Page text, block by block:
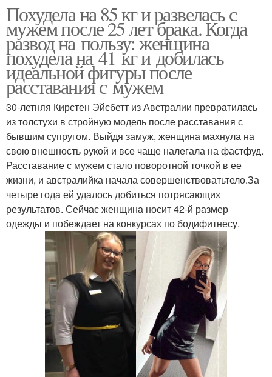
Похудела на 85 кг и развелась с
мужем после 25 лет брака. Когда
развод на пользу: женщина
похудела на 41 кг и добилась
идеальной фигуры после
расставания с мужем
30-летняя Кирстен Эйсбетт из Австралии превратилась
из толстухи в стройную модель после расставания с
бывшим супругом. Выйдя замуж, женщина махнула на
свою внешность рукой и все чаще налегала на фастфуд.
Расставание с мужем стало поворотной точкой в ее
жизни, и австралийка начала совершенствоватьтело.За
четыре года ей удалось добиться потрясающих
результатов. Сейчас женщина носит 42-й размер
одежды и побеждает на конкурсах по бодифитнесу.